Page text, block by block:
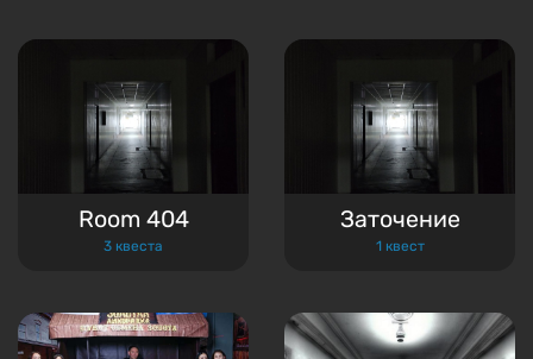
Room 404
3 квеста
Заточение
1 квест